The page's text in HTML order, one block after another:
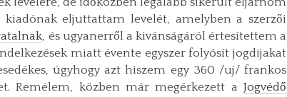
eljuttattam levelét, amelyben a szerzői
, és ugyanerről a kivánságáról értesítettem a
miatt évente egyszer folyósít jogdijakat
úgyhogy azt hiszem egy 360 /uj/ frankos
Remélem, közben már megérkezett a Jogvédő